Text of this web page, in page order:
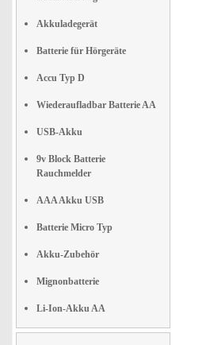
Akkuladegerät
Batterie für Hörgeräte
Accu Typ D
Wiederaufladbar Batterie AA
USB-Akku
9v Block Batterie
Rauchmelder
AAA Akku USB
Batterie Micro Typ
Akku-Zubehör
Mignonbatterie
Li-Ion-Akku AA